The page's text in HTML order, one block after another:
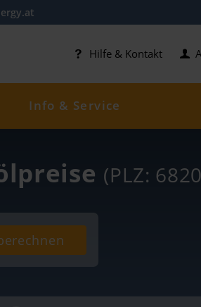
Hilfe & Kontakt
Info & Service
(PLZ: